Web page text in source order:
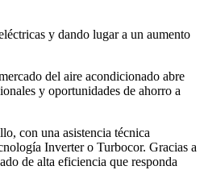
y dando lugar a un aumento
del aire acondicionado abre
y oportunidades de ahorro a
con una asistencia técnica
Inverter o Turbocor. Gracias a
de alta eficiencia que responda